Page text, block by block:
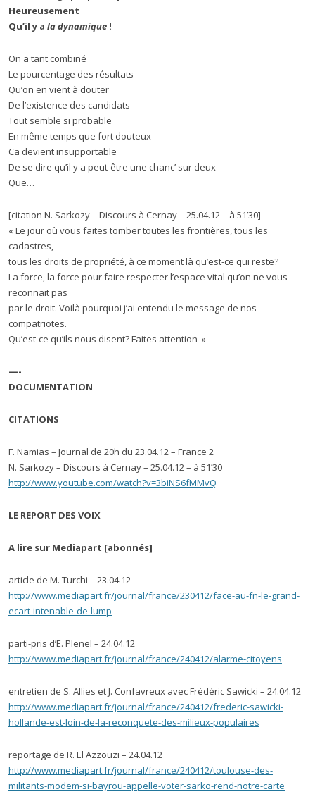
Heureusement
Qu’il y a la dynamique !
On a tant combiné
Le pourcentage des résultats
Qu’on en vient à douter
De l’existence des candidats
Tout semble si probable
En même temps que fort douteux
Ca devient insupportable
De se dire qu’il y a peut-être une chanc’ sur deux
Que…
[citation N. Sarkozy – Discours à Cernay – 25.04.12 – à 51’30]
« Le jour où vous faites tomber toutes les frontières, tous les
cadastres,
tous les droits de propriété, à ce moment là qu’est-ce qui reste?
La force, la force pour faire respecter l’espace vital qu’on ne vous
reconnait pas
par le droit. Voilà pourquoi j’ai entendu le message de nos
compatriotes.
Qu’est-ce qu’ils nous disent? Faites attention »
—-
DOCUMENTATION
CITATIONS
F. Namias – Journal de 20h du 23.04.12 – France 2
N. Sarkozy – Discours à Cernay – 25.04.12 – à 51’30
http://www.youtube.com/watch?v=3biNS6fMMvQ
LE REPORT DES VOIX
A lire sur Mediapart [abonnés]
article de M. Turchi – 23.04.12
http://www.mediapart.fr/journal/france/230412/face-au-fn-le-grand-
ecart-intenable-de-lump
parti-pris d’E. Plenel – 24.04.12
http://www.mediapart.fr/journal/france/240412/alarme-citoyens
entretien de S. Allies et J. Confavreux avec Frédéric Sawicki – 24.04.12
http://www.mediapart.fr/journal/france/240412/frederic-sawicki-
hollande-est-loin-de-la-reconquete-des-milieux-populaires
reportage de R. El Azzouzi – 24.04.12
http://www.mediapart.fr/journal/france/240412/toulouse-des-
militants-modem-si-bayrou-appelle-voter-sarko-rend-notre-carte